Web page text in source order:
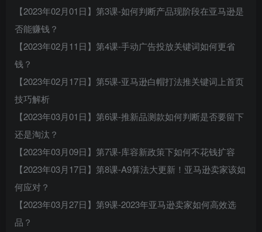
【2023年02月01日】第3课-如何判断产品现阶段在亚马逊是
否能赚钱？
【2023年02月11日】第4课-手动广告投放关键词如何更省
钱？
【2023年02月17日】第5课-亚马逊白帽打法推关键词上首页
技巧解析
【2023年03月01日】第6课-推新品测款如何判断是否要留下
还是淘汰？
【2023年03月09日】第7课-库容新政策下如何不花钱扩容
【2023年03月17日】第8课-A9算法大更新！亚马逊卖家该如
何应对？
【2023年03月27日】第9课-2023年亚马逊卖家如何高效选
品？